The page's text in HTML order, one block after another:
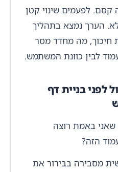
קסם. לפעמים שינוי קטן
הערך נמצא בתהליך
חיכוך, מה מחדד מסר
לבין כוונת המשתמש.
לפני בניית דף
באמת רוצה
הזה?
מסבירה בבירור את